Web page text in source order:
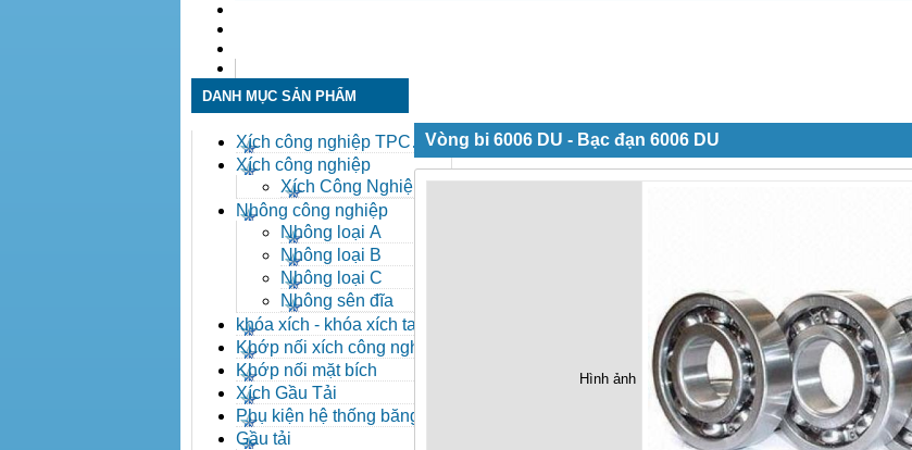
DANH MỤC SẢN PHẨM
Xích công nghiệp TPC
Toàn Phát
Xích công nghiệp
Xích Công Nghiệp -
Xich Cong Nghiep
Nhông công nghiệp
Nhông loại A
Nhông loại B
Nhông loại C
Nhông sên đĩa
khóa xích - khóa xích tai eo
- khóa xích công nghiệp
Khớp nối xích công nghiệp
Khớp nối mặt bích
Xích Gầu Tải
Phụ kiện hệ thống băng tải
Gầu tải
Vòng bi 6006 DU - Bạc đạn 6006 DU
Hình ảnh